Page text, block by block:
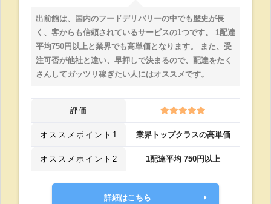
出前館は、国内のフードデリバリーの中でも歴史が長
く、客からも信頼されているサービスの1つです。 1配達
平均750円以上と業界でも高単価となります。 また、受
注可否が他社と違い、早押しで決まるので、配達をたく
さんしてガッツリ稼ぎたい人にはオススメです。
評価
オススメポイント1 業界トップクラスの高単価
オススメポイント2 1配達平均 750円以上
詳細はこちら